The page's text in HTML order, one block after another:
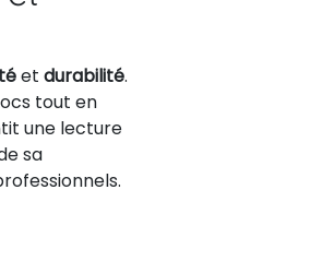
et durabilité.
tout en
une lecture
sa